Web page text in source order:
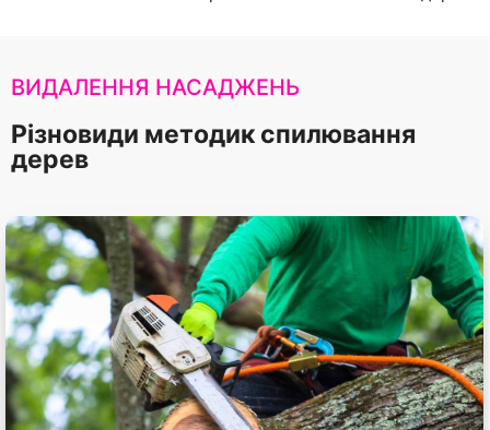
ВИДАЛЕННЯ НАСАДЖЕНЬ
Різновиди методик спилювання
дерев